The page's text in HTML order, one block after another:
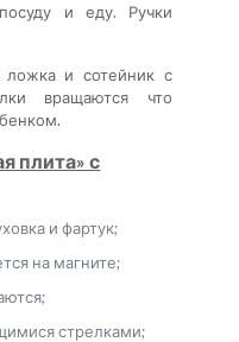
и еду. Ручки
ложка и сотейник с
вращаются что
плита» с
и фартук;
на магните;
стрелками;